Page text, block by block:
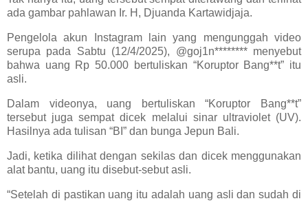
ada gambar pahlawan Ir. H, Djuanda Kartawidjaja.
Pengelola akun Instagram lain yang mengunggah video
serupa pada Sabtu (12/4/2025), @goj1n******** menyebut
bahwa uang Rp 50.000 bertuliskan “Koruptor Bang**t” itu
asli.
Dalam videonya, uang bertuliskan “Koruptor Bang**t”
tersebut juga sempat dicek melalui sinar ultraviolet (UV).
Hasilnya ada tulisan “BI” dan bunga Jepun Bali.
Jadi, ketika dilihat dengan sekilas dan dicek menggunakan
alat bantu, uang itu disebut-sebut asli.
“Setelah di pastikan uang itu adalah uang asli dan sudah di